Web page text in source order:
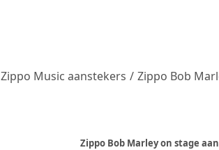
Zippo Music aanstekers / Zippo Bob
Zippo Bob Marley on stage